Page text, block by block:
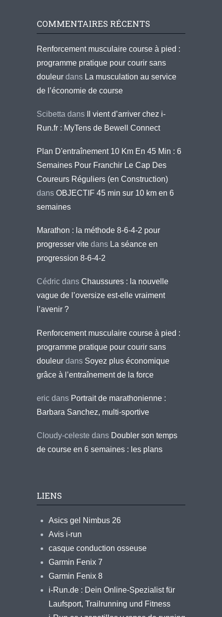
COMMENTAIRES RÉCENTS
Renforcement musculaire course à pied :
programme pratique pour courir sans
douleur dans La musculation au service
de l’économie de course
Scibetta dans
Il vient d’arriver chez i-
Run.fr : MyTens de Bewell Connect
Plan D'entraînement 10 Km En 45 Min : 6
Semaines Pour Franchir Le Cap Des
Coureurs Réguliers (en Construction)
dans OBJECTIF 45 min sur 10 km en 6
semaines
Marathon : la méthode 8-6-4-2 pour
progresser vite dans La séance en
progression 8-6-4-2
Cédric dans Chaussures : la nouvelle
vague de l’oversize est-elle vraiment
l’avenir ?
Renforcement musculaire course à pied :
programme pratique pour courir sans
douleur dans Soyez plus économique
grâce à l’entraînement de la force
eric dans Portrait de marathonienne :
Barbara Sanchez, multi-sportive
Cloudy-celeste dans Doubler son temps
de course en 6 semaines : les plans
LIENS
Asics gel Nimbus 26
Avis i-run
casque conduction osseuse
Garmin Fenix 7
Garmin Fenix 8
i-Run.de : Dein Online-Spezialist für
Laufsport, Trailrunning und Fitness